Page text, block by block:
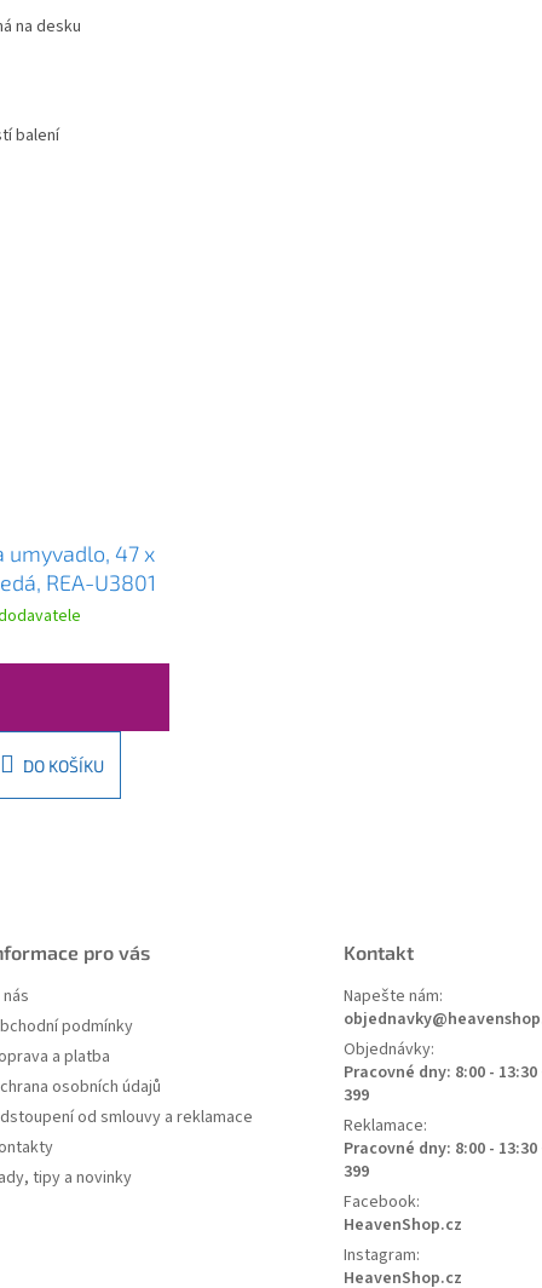
na desku
balení
umyvadlo, 47 x
REA-U3801
DO KOŠÍKU
pro vás
podmínky
a platba
osobních údajů
od smlouvy a reklamace
tipy a novinky
Kontakt
Napešte nám:
Objednávky:
Pracovné dny: 8:00 - 13:30
399
Reklamace:
Pracovné dny: 8:00 - 13:30
399
Facebook:
HeavenShop.cz
Instagram:
HeavenShop.cz